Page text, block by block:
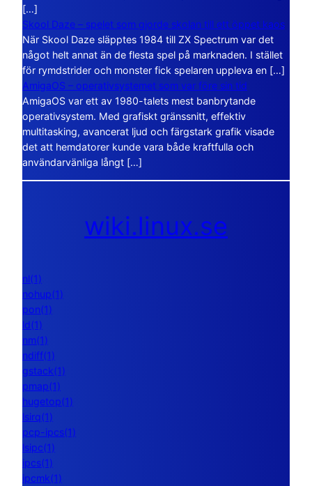
[…]
Skool Daze – spelet som gjorde skolan till ett öppet kaos
När Skool Daze släpptes 1984 till ZX Spectrum var det
något helt annat än de flesta spel på marknaden. I stället
för rymdstrider och monster fick spelaren uppleva en […]
AmigaOS – operativsystemet som var före sin tid
AmigaOS var ett av 1980-talets mest banbrytande
operativsystem. Med grafiskt gränssnitt, effektiv
multitasking, avancerat ljud och färgstark grafik visade
det att hemdatorer kunde vara både kraftfulla och
användarvänliga långt […]
wiki.linux.se
nl(1)
nohup(1)
pon(1)
ld(1)
nm(1)
ndiff(1)
gstack(1)
pmap(1)
hugetop(1)
lsirq(1)
pcp-ipcs(1)
lsipc(1)
ipcs(1)
ipcmk(1)